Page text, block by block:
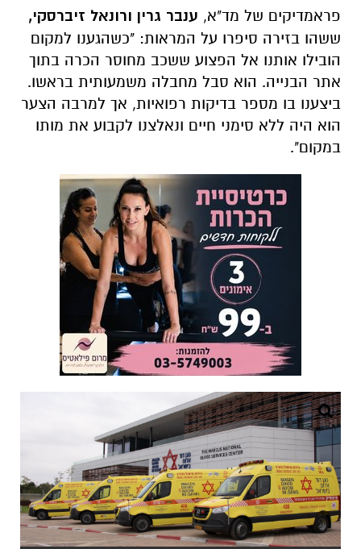
פראמדיקים של מד"א, ענבר גרין ורונאל זיברסקי,
ששהו בזירה סיפרו על המראות: "כשהגענו למקום
הובילו אותנו אל הפצוע ששכב מחוסר הכרה בתוך
אתר הבנייה. הוא סבל מחבלה משמעותית בראשו.
ביצענו בו מספר בדיקות רפואיות, אך למרבה הצער
הוא היה ללא סימני חיים ונאלצנו לקבוע את מותו
במקום".